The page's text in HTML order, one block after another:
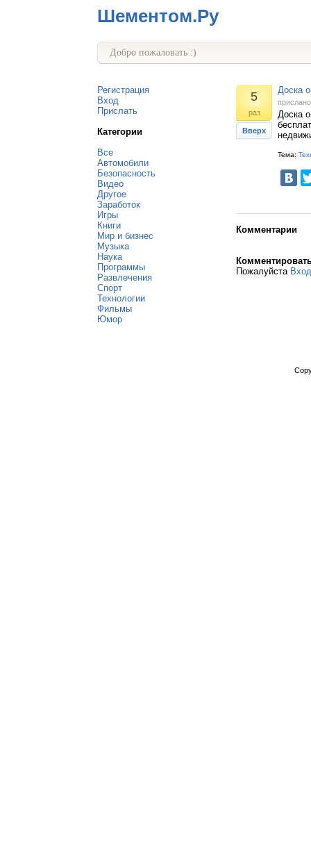
Шементом.Ру
Добро пожаловать :)
Регистрация
Вход
Прислать
Категории
Все
Автомобили
Безопасность
Видео
Другое
Заработок
Игры
Книги
Мир и бизнес
Музыка
Наука
Программы
Развлечения
Спорт
Технологии
Фильмы
Юмор
5
раз
Вверх
Доска
Доска
Тема:
Комментарии
Пожалуйста Вход